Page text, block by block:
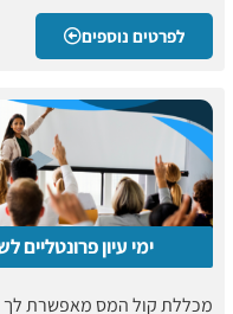
לפרטים נוספים
ימי עיון פרונטליים לשנת 2026 בפיקוח
מכללת קול המס מאפשרת לך